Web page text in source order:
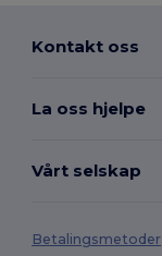
Kontakt oss
La oss hjelpe
Vårt selskap
Betalingsmetoder